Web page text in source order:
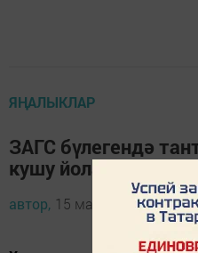
ЯҢАЛЫКЛАР
ЗАГС бүлегендә
кушу йоласы үтте
автор, 15 май 2014 - 07:44